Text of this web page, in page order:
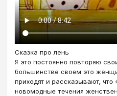
Сказка про лень
Я это постоянно повторяю
большинстве своем это
приходят и рассказывают, что
новомодные течения